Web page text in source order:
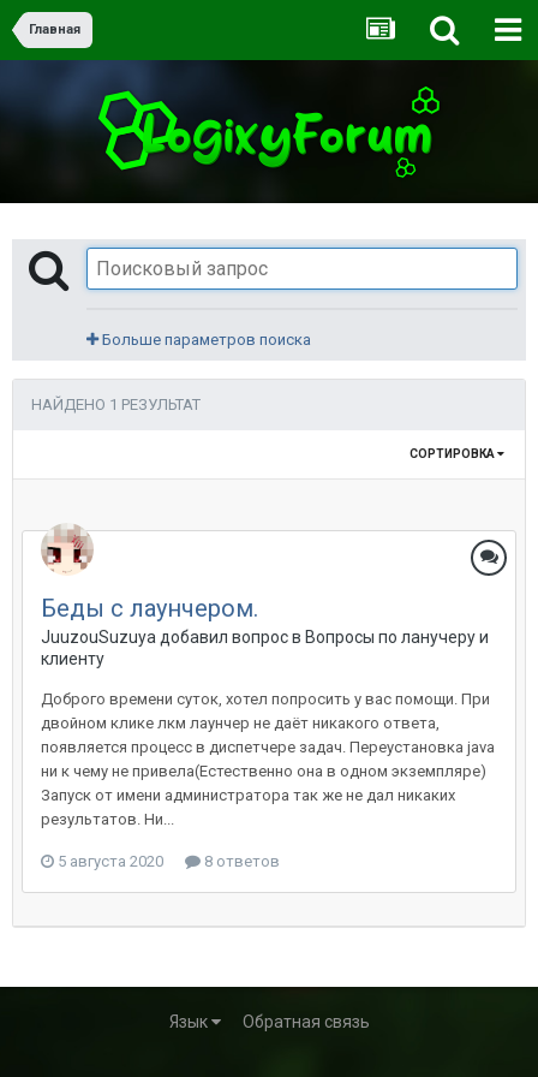
Главная
Больше параметров поиска
НАЙДЕНО 1 РЕЗУЛЬТАТ
СОРТИРОВКА
Беды с лаунчером.
JuuzouSuzuya добавил вопрос в Вопросы по ланучеру и
клиенту
Доброго времени суток, хотел попросить у вас помощи. При
двойном клике лкм лаунчер не даёт никакого ответа,
появляется процесс в диспетчере задач. Переустановка java
ни к чему не привела(Естественно она в одном экземпляре)
Запуск от имени администратора так же не дал никаких
результатов. Ни...
5 августа 2020 8 ответов
Язык Обратная связь